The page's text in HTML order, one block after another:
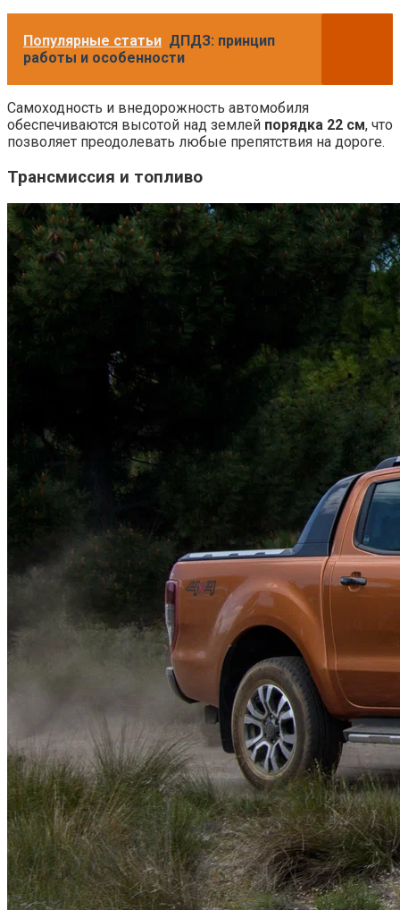
Популярные статьи ДПДЗ: принцип
работы и особенности
Самоходность и внедорожность автомобиля
обеспечиваются высотой над землей порядка 22 см, что
позволяет преодолевать любые препятствия на дороге.
Трансмиссия и топливо